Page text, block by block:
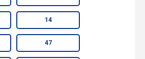
14
47